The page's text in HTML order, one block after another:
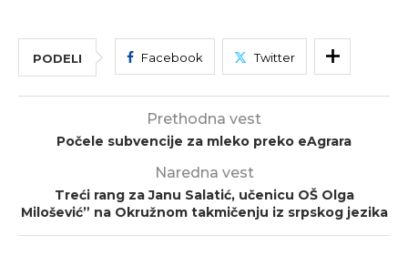
PODELI Facebook Twitter
Prethodna vest
Počele subvencije za mleko preko eAgrara
Naredna vest
Treći rang za Janu Salatić, učenicu OŠ Olga
Milošević” na Okružnom takmičenju iz srpskog jezika